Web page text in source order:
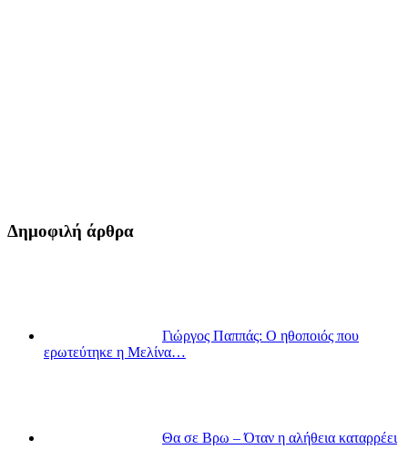
Δημοφιλή άρθρα
Γιώργος Παππάς: Ο ηθοποιός που
ερωτεύτηκε η Μελίνα…
Θα σε Βρω – Όταν η αλήθεια καταρρέει